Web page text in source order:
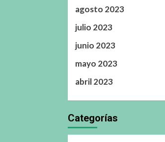
agosto 2023
julio 2023
junio 2023
mayo 2023
abril 2023
Categorías